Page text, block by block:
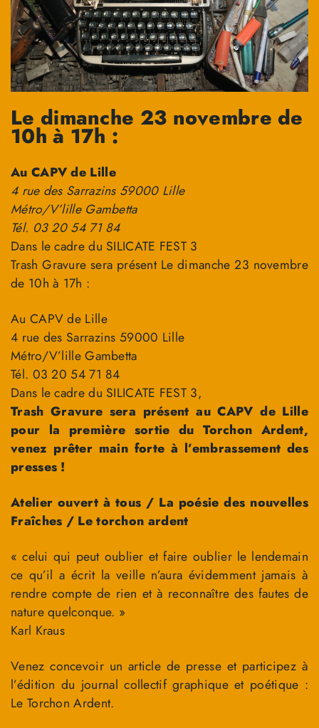
Le dimanche 23 novembre de
10h à 17h :
Au CAPV de Lille
4 rue des Sarrazins 59000 Lille
Métro/V’lille Gambetta
Tél. 03 20 54 71 84
Dans le cadre du SILICATE FEST 3
Trash Gravure sera présent Le dimanche 23 novembre
de 10h à 17h :
Au CAPV de Lille
4 rue des Sarrazins 59000 Lille
Métro/V’lille Gambetta
Tél. 03 20 54 71 84
Dans le cadre du SILICATE FEST 3,
Trash Gravure sera présent au CAPV de Lille
pour la première sortie du Torchon Ardent,
venez prêter main forte à l’embrassement des
presses !
Atelier ouvert à tous / La poésie des nouvelles
Fraîches / Le torchon ardent
« celui qui peut oublier et faire oublier le lendemain
ce qu’il a écrit la veille n’aura évidemment jamais à
rendre compte de rien et à reconnaître des fautes de
nature quelconque. »
Karl Kraus
Venez concevoir un article de presse et participez à
l’édition du journal collectif graphique et poétique :
Le Torchon Ardent.